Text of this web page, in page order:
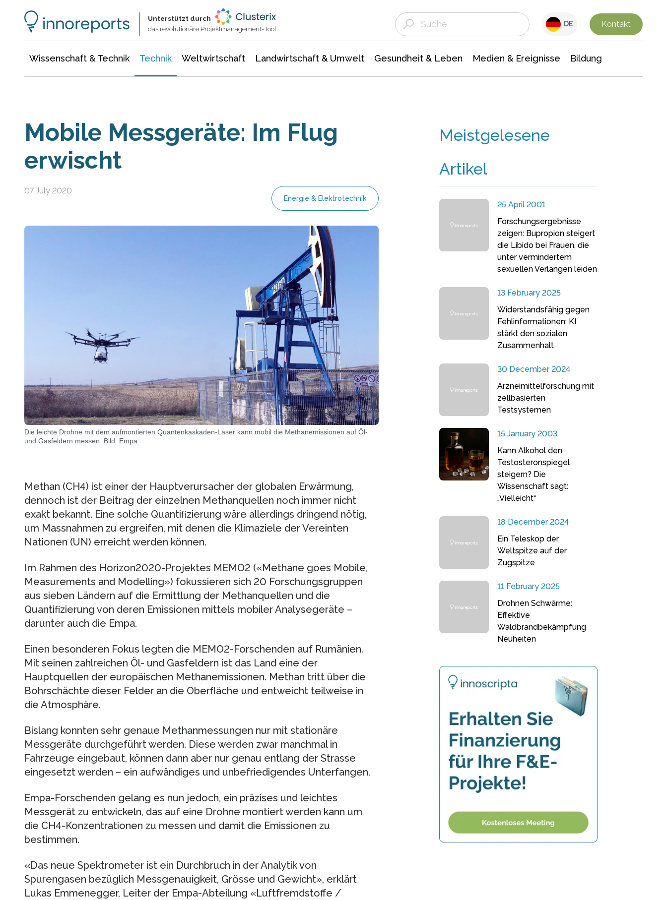
Unterstützt durch
das revolutionäre Projektmanagement-Tool
DE Kontakt
Wissenschaft & Technik Technik Weltwirtschaft Landwirtschaft & Umwelt Gesundheit & Leben Medien & Ereignisse Bildung
Mobile Messgeräte: Im Flug
erwischt
07 July 2020
Energie & Elektrotechnik
Die leichte Drohne mit dem aufmontierten Quantenkaskaden-Laser kann mobil die Methanemissionen auf Öl-
und Gasfeldern messen. Bild: Empa
Methan (CH4) ist einer der Hauptverursacher der globalen Erwärmung,
dennoch ist der Beitrag der einzelnen Methanquellen noch immer nicht
exakt bekannt. Eine solche Quantiﬁzierung wäre allerdings dringend nötig,
um Massnahmen zu ergreifen, mit denen die Klimaziele der Vereinten
Nationen (UN) erreicht werden können.
Im Rahmen des Horizon2020-Projektes MEMO2 («Methane goes Mobile,
Measurements and Modelling») fokussieren sich 20 Forschungsgruppen
aus sieben Ländern auf die Ermittlung der Methanquellen und die
Quantiﬁzierung von deren Emissionen mittels mobiler Analysegeräte –
darunter auch die Empa.
Einen besonderen Fokus legten die MEMO2-Forschenden auf Rumänien.
Mit seinen zahlreichen Öl- und Gasfeldern ist das Land eine der
Hauptquellen der europäischen Methanemissionen. Methan tritt über die
Bohrschächte dieser Felder an die Oberﬂäche und entweicht teilweise in
die Atmosphäre.
Bislang konnten sehr genaue Methanmessungen nur mit stationäre
Messgeräte durchgeführt werden. Diese werden zwar manchmal in
Fahrzeuge eingebaut, können dann aber nur genau entlang der Strasse
eingesetzt werden – ein aufwändiges und unbefriedigendes Unterfangen.
Empa-Forschenden gelang es nun jedoch, ein präzises und leichtes
Messgerät zu entwickeln, das auf eine Drohne montiert werden kann um
die CH4-Konzentrationen zu messen und damit die Emissionen zu
bestimmen.
«Das neue Spektrometer ist ein Durchbruch in der Analytik von
Spurengasen bezüglich Messgenauigkeit, Grösse und Gewicht», erklärt
Lukas Emmenegger, Leiter der Empa-Abteilung «Luftfremdstoffe /
Meistgelesene
Artikel
25 April 2001
Forschungsergebnisse
zeigen: Bupropion steigert
die Libido bei Frauen, die
unter vermindertem
sexuellen Verlangen leiden
13 February 2025
Widerstandsfähig gegen
Fehlinformationen: KI
stärkt den sozialen
Zusammenhalt
30 December 2024
Arzneimittelforschung mit
zellbasierten
Testsystemen
15 January 2003
Kann Alkohol den
Testosteronspiegel
steigern? Die
Wissenschaft sagt:
„Vielleicht“
18 December 2024
Ein Teleskop der
Weltspitze auf der
Zugspitze
11 February 2025
Drohnen Schwärme:
Effektive
Waldbrandbekämpfung
Neuheiten